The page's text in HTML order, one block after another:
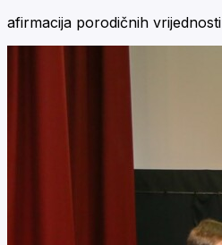
afirmacija porodičnih vrijednosti